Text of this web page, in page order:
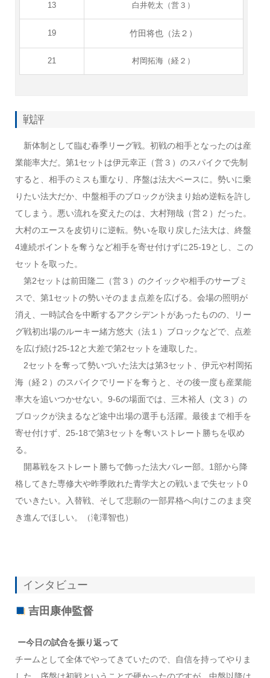
13 白井乾太（営３）
19 竹田将也（法２）
21 村岡拓海（経２）
戦評
新体制として臨む春季リーグ戦。初戦の相手となったのは産
業能率大だ。第1セットは伊元幸正（営３）のスパイクで先制
すると、相手のミスも重なり、序盤は法大ペースに。勢いに乗
りたい法大だか、中盤相手のブロックが決まり始め逆転を許し
てしまう。悪い流れを変えたのは、大村翔哉（営２）だった。
大村のエースを皮切りに逆転。勢いを取り戻した法大は、終盤
4連続ポイントを奪うなど相手を寄せ付けずに25-19とし、この
セットを取った。
第2セットは前田隆二（営３）のクイックや相手のサーブミ
スで、第1セットの勢いそのまま点差を広げる。会場の照明が
消え、一時試合を中断するアクシデントがあったものの、リー
グ戦初出場のルーキー緒方悠大（法１）ブロックなどで、点差
を広げ続け25-12と大差で第2セットを連取した。
2セットを奪って勢いづいた法大は第3セット、伊元や村岡拓
海（経２）のスパイクでリードを奪うと、その後一度も産業能
率大を追いつかせない。9-6の場面では、三木裕人（文３）の
ブロックが決まるなど途中出場の選手も活躍。最後まで相手を
寄せ付けず、25-18で第3セットを奪いストレート勝ちを収め
る。
開幕戦をストレート勝ちで飾った法大バレー部。1部から降
格してきた専修大や昨季敗れた青学大との戦いまで失セット0
でいきたい。入替戦、そして悲願の一部昇格へ向けこのまま突
き進んでほしい。（滝澤智也）
インタビュー
吉田康伸監督
ー今日の試合を振り返って
チームとして全体でやってきていたので、自信を持ってやりま
した。序盤は初戦ということで硬かったのですが、中盤以降は